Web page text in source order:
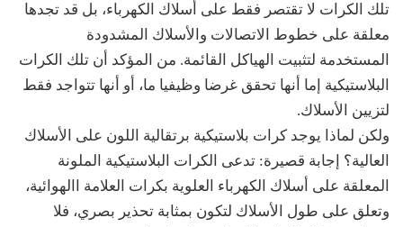
تلك الكرات لا تقتصر فقط على أسلاك الكهرباء، بل قد تجدها
معلقة على خطوط الاتصالات والأسلاك المشدودة
المستخدمة لتثبيت الهياكل القائمة. من المؤكد أن تلك الكرات
البلاستيكية إما أنها تحقق غرضا وظيفيا ما، أو أنها تتواجد فقط
لتزيين الأسلاك.
ولكن لماذا يوجد كرات بلاستيكية برتقالية اللون على الأسلاك
العالية؟ إجابة قصيرة: تدعى الكرات البلاستيكية الملونة
المعلقة على أسلاك الكهرباء العلوية بكرات العلامة االهوائية،
وتعلق على طول الأسلاك لتكون بمثابة تحذير بصري، فلا